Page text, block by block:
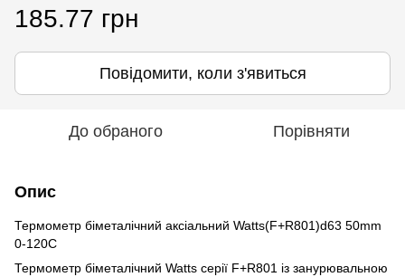
185.77 грн
Повідомити, коли з'явиться
До обраного Порівняти
Опис
Термометр біметалічний аксіальний Watts(F+R801)d63 50mm
0-120C
Термометр біметалічний Watts серії F+R801 із занурювальною